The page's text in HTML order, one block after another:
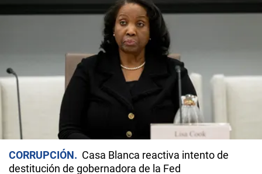
CORRUPCIÓN
Casa Blanca reactiva intento de
destitución de gobernadora de la Fed